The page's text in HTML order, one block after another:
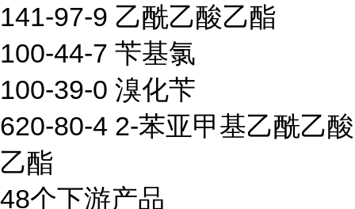
141-97-9 乙酰乙酸乙酯
100-44-7 苄基氯
100-39-0 溴化苄
620-80-4 2-苯亚甲基乙酰乙酸
乙酯
48个下游产品